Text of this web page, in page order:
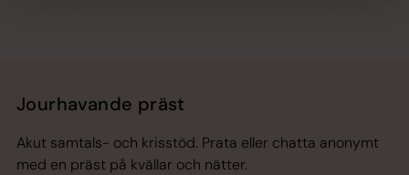
Jourhavande präst
Akut samtals- och krisstöd. Prata eller chatta anonymt
med en präst på kvällar och nätter.